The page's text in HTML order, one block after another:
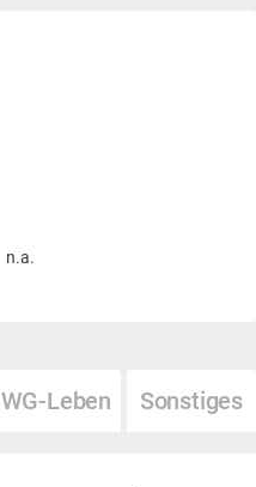
n.a.
WG-Leben Sonstiges